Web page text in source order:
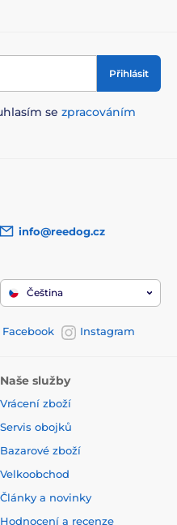
Přihlásit
se zpracováním
info@reedog.cz
Čeština
Facebook Instagram
Naše služby
Vrácení zboží
Servis obojků
Bazarové zboží
Velkoobchod
Články a novinky
Hodnocení a recenze